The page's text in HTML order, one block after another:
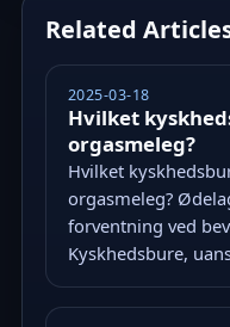
Related
2025-03-18
Hvilket
orgasmeleg?
Hvilket
orgasmeleg?
forventning ved
Kyskhedsbure,